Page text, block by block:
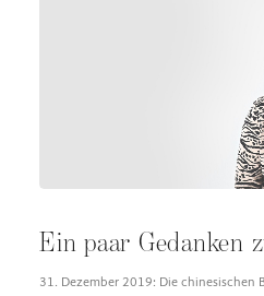
Ein paar Gedanken
31. Dezember 2019: Die chinesischen